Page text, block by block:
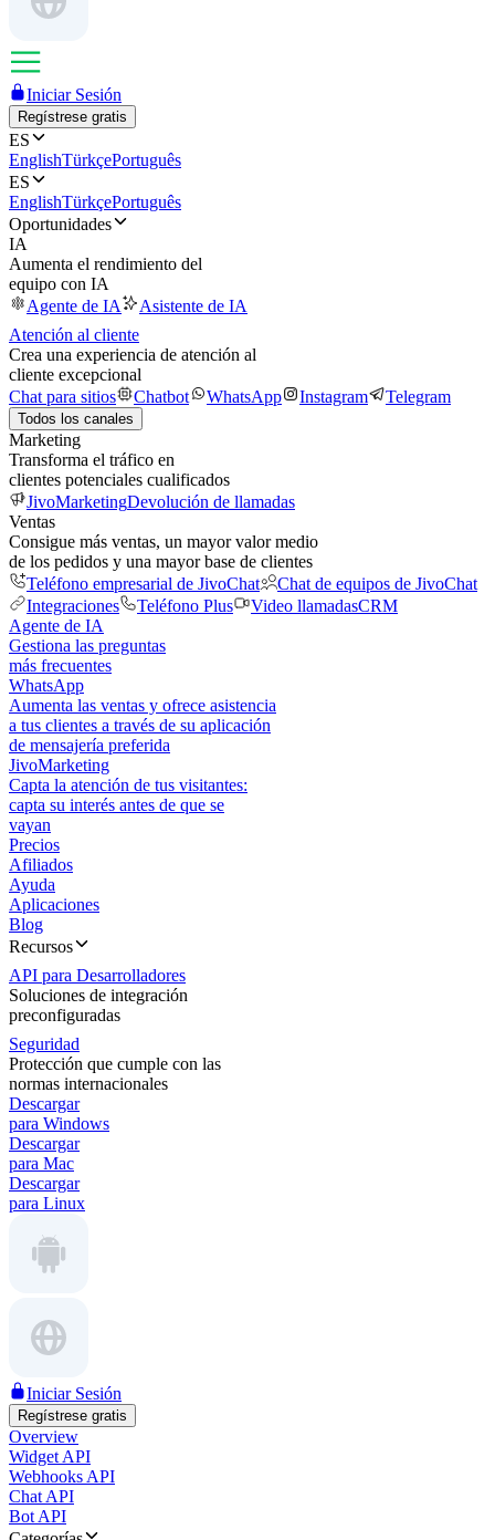
Iniciar Sesión
Regístrese gratis
ES
EnglishTürkçePortuguês
ES
EnglishTürkçePortuguês
Oportunidades
IA
Aumenta el rendimiento del
equipo con IA
Agente de IA
Asistente de IA
Atención al cliente
Crea una experiencia de atención al
cliente excepcional
Chat para sitios
Chatbot WhatsApp Instagram Telegram
Todos los canales
Marketing
Transforma el tráfico en
clientes potenciales cualificados
JivoMarketingDevolución de llamadas
Ventas
Consigue más ventas, un mayor valor medio
de los pedidos y una mayor base de clientes
Teléfono empresarial de JivoChat
Chat de equipos de JivoChat
Integraciones
Teléfono Plus Video llamadasCRM
Agente de IA
Gestiona las preguntas
más frecuentes
WhatsApp
Aumenta las ventas y ofrece asistencia
a tus clientes a través de su aplicación
de mensajería preferida
JivoMarketing
Capta la atención de tus visitantes:
capta su interés antes de que se
vayan
Precios
Afiliados
Ayuda
Aplicaciones
Blog
Recursos
API para Desarrolladores
Soluciones de integración
preconfiguradas
Seguridad
Protección que cumple con las
normas internacionales
Descargar
para Windows
Descargar
para Mac
Descargar
para Linux
Iniciar Sesión
Regístrese gratis
Overview
Widget API
Webhooks API
Chat API
Bot API